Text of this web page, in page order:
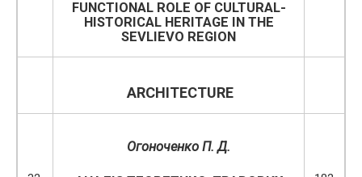
FUNCTIONAL ROLE OF CULTURAL-
HISTORICAL HERITAGE IN THE
SEVLIEVO REGION
ARCHITECTURE
Огоноченко П. Д.